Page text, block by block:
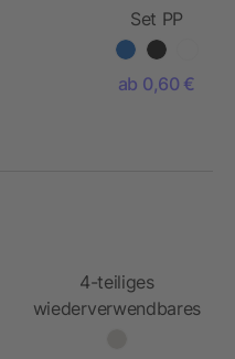
Set PP
ab 0,60 €
4-teiliges
wiederverwendbares